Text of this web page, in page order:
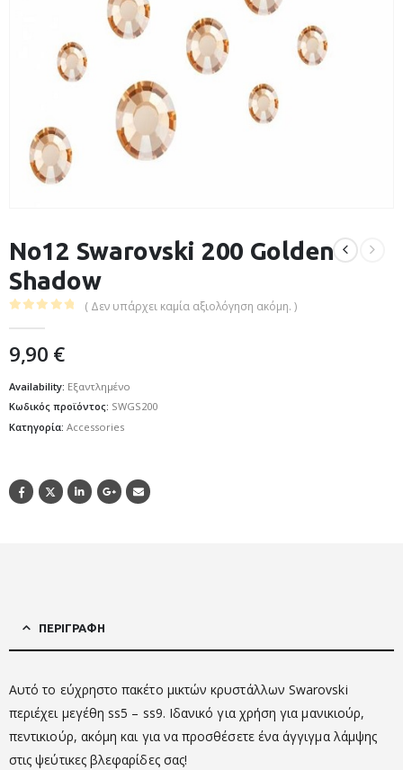
No12 Swarovski 200 Golden
Shadow
( Δεν υπάρχει καμία αξιολόγηση ακόμη. )
9,90 €
Availability: Εξαντλημένο
Κωδικός προϊόντος: SWGS200
Κατηγορία: Accessories
ΠΕΡΙΓΡΑΦΉ
Αυτό το εύχρηστο πακέτο μικτών κρυστάλλων Swarovski
περιέχει μεγέθη ss5 – ss9. Ιδανικό για χρήση για μανικιούρ,
πεντικιούρ, ακόμη και για να προσθέσετε ένα άγγιγμα λάμψης
στις ψεύτικες βλεφαρίδες σας!